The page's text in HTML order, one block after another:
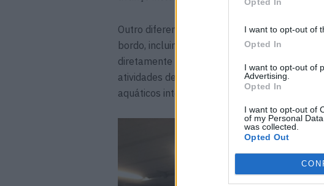
I want to opt-out of
Opted In
I want to opt-out of
Advertising.
Opted In
I want to opt-out of
of my Personal
was collected.
Opted Out
Outro diferencial é que o barco é o único na
bordo, incluindo modelos elétricos que
diretamente na embarcação. Esta
atividades de lazer, desportos náuticos e
aquáticos integrados num único equipamento.